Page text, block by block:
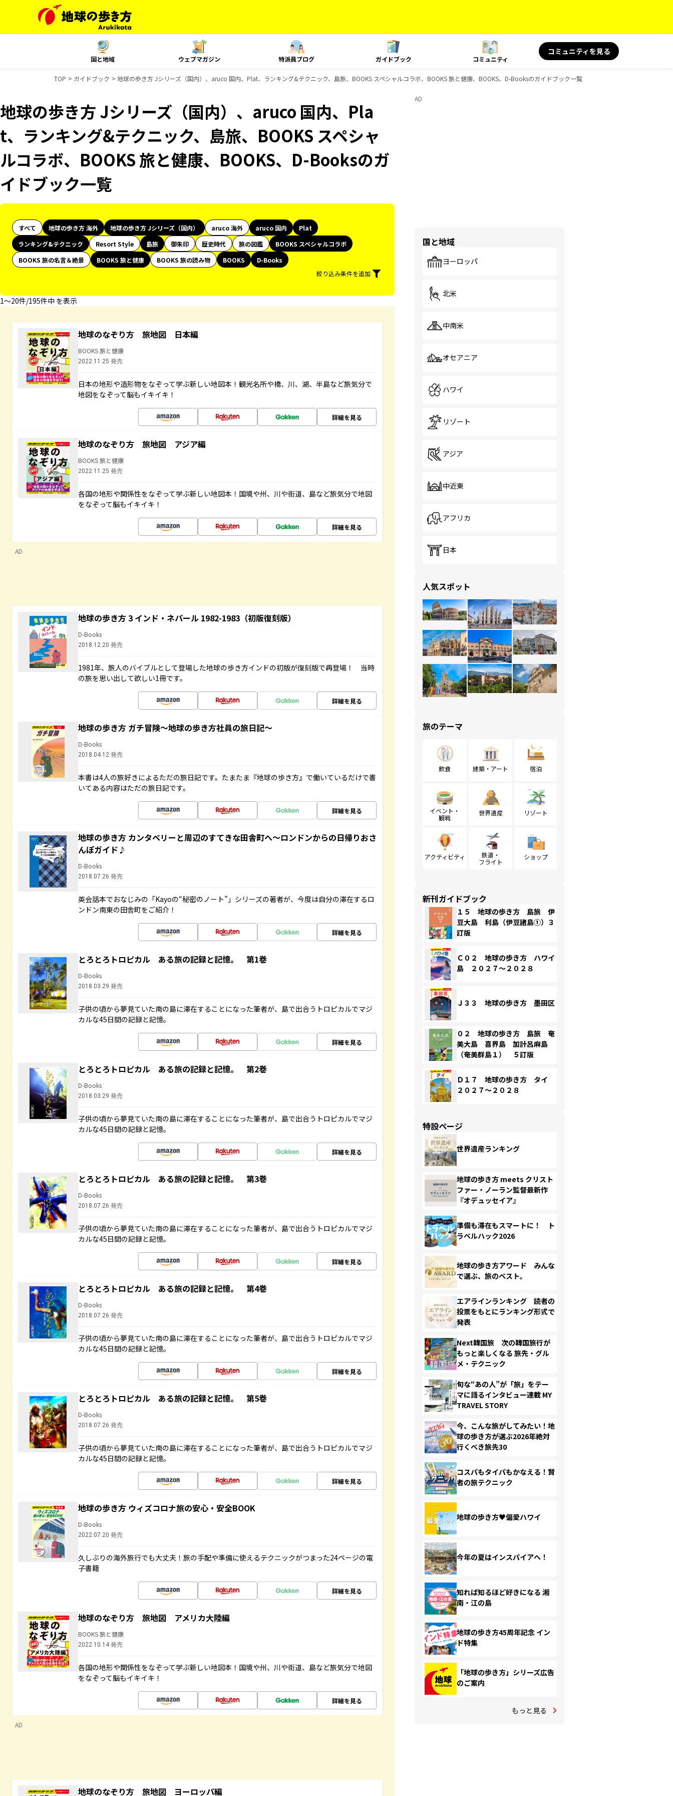
国と地域 ウェブマガジン 特派員ブログ ガイドブック コミュニティ
コミュニティを見る
TOP ガイドブック 地球の歩き方 Jシリーズ（国内）、aruco 国内、Plat、ランキング&テクニック、島旅、BOOKS スペシャルコラボ、BOOKS 旅と健康、BOOKS、D-Booksのガイドブック一覧
地球の歩き方 Jシリーズ（国内）、aruco 国内、Pla
t、ランキング&テクニック、島旅、BOOKS スペシャ
ルコラボ、BOOKS 旅と健康、BOOKS、D-Booksのガ
イドブック一覧
すべて 地球の歩き方 海外 地球の歩き方 Jシリーズ（国内） aruco 海外 aruco 国内
Plat
ランキング&テクニック
Resort Style 島旅 御朱印 歴史時代 旅の図鑑
BOOKS スペシャルコラボ
BOOKS 旅の名言＆絶景
BOOKS 旅と健康 BOOKS 旅の読み物 BOOKS
D-Books
絞り込み条件を追加
1〜20件/195件中 を表示
地球のなぞり方 旅地図 日本編
BOOKS 旅と健康
2022.11.25 発売
日本の地形や造形物をなぞって学ぶ新しい地図本！観光名所や橋、川、湖、半島など旅気分で
地図をなぞって脳もイキイキ！
詳細を見る
地球のなぞり方 旅地図 アジア編
BOOKS 旅と健康
2022.11.25 発売
各国の地形や関係性をなぞって学ぶ新しい地図本！国境や州、川や街道、島など旅気分で地図
をなぞって脳もイキイキ！
詳細を見る
AD
地球の歩き方 3 インド・ネパール 1982-1983（初版復刻版）
D-Books
2018.12.20 発売
1981年、旅人のバイブルとして登場した地球の歩き方インドの初版が復刻版で再登場！ 当時
の旅を思い出して欲しい1冊です。
詳細を見る
地球の歩き方 ガチ冒険～地球の歩き方社員の旅日記～
D-Books
2018.04.12 発売
本書は4人の旅好きによるただの旅日記です。たまたま『地球の歩き方』で働いているだけで書
いてある内容はただの旅日記です。
詳細を見る
地球の歩き方 カンタベリーと周辺のすてきな田舎町へ～ロンドンからの日帰りおさ
んぽガイド♪
D-Books
2018.07.26 発売
英会話本でおなじみの「Kayoの“秘密のノート”」シリーズの著者が、今度は自分の滞在するロ
ンドン南東の田舎町をご紹介！
詳細を見る
とろとろトロピカル ある旅の記録と記憶。 第1巻
D-Books
2018.03.29 発売
子供の頃から夢見ていた南の島に滞在することになった筆者が、島で出合うトロピカルでマジ
カルな45日間の記録と記憶。
詳細を見る
とろとろトロピカル ある旅の記録と記憶。 第2巻
D-Books
2018.03.29 発売
子供の頃から夢見ていた南の島に滞在することになった筆者が、島で出合うトロピカルでマジ
カルな45日間の記録と記憶。
詳細を見る
とろとろトロピカル ある旅の記録と記憶。 第3巻
D-Books
2018.07.26 発売
子供の頃から夢見ていた南の島に滞在することになった筆者が、島で出合うトロピカルでマジ
カルな45日間の記録と記憶。
詳細を見る
とろとろトロピカル ある旅の記録と記憶。 第4巻
D-Books
2018.07.26 発売
子供の頃から夢見ていた南の島に滞在することになった筆者が、島で出合うトロピカルでマジ
カルな45日間の記録と記憶。
詳細を見る
とろとろトロピカル ある旅の記録と記憶。 第5巻
D-Books
2018.07.26 発売
子供の頃から夢見ていた南の島に滞在することになった筆者が、島で出合うトロピカルでマジ
カルな45日間の記録と記憶。
詳細を見る
地球の歩き方 ウィズコロナ旅の安心・安全BOOK
D-Books
2022.07.20 発売
久しぶりの海外旅行でも大丈夫！旅の手配や準備に使えるテクニックがつまった24ページの電
子書籍
詳細を見る
地球のなぞり方 旅地図 アメリカ大陸編
BOOKS 旅と健康
2022.10.14 発売
各国の地形や関係性をなぞって学ぶ新しい地図本！国境や州、川や街道、島など旅気分で地図
をなぞって脳もイキイキ！
詳細を見る
AD
地球のなぞり方 旅地図 ヨーロッパ編
AD
国と地域
ヨーロッパ
北米
中南米
オセアニア
ハワイ
リゾート
アジア
中近東
アフリカ
日本
人気スポット
旅のテーマ
飲食 建築・アート 宿泊
イベント・
観戦
世界遺産 リゾート
アクティビティ
鉄道・
フライト
ショップ
新刊ガイドブック
１５ 地球の歩き方 島旅 伊
豆大島 利島（伊豆諸島①）３
訂版
Ｃ０２ 地球の歩き方 ハワイ
島 ２０２７～２０２８
Ｊ３３ 地球の歩き方 墨田区
０２ 地球の歩き方 島旅 奄
美大島 喜界島 加計呂麻島
（奄美群島１） ５訂版
Ｄ１７ 地球の歩き方 タイ
２０２７～２０２８
特設ページ
世界遺産ランキング
地球の歩き方 meets クリスト
ファー・ノーラン監督最新作
『オデュッセイア』
準備も滞在もスマートに！ ト
ラベルハック2026
地球の歩き方アワード みんな
で選ぶ、旅のベスト。
エアラインランキング 読者の
投票をもとにランキング形式で
発表
Next韓国旅 次の韓国旅行が
もっと楽しくなる 旅先・グル
メ・テクニック
旬な“あの人”が「旅」をテー
マに語るインタビュー連載 MY
TRAVEL STORY
今、こんな旅がしてみたい！地
球の歩き方が選ぶ2026年絶対
行くべき旅先30
コスパもタイパもかなえる！賢
者の旅テクニック
地球の歩き方♥偏愛ハワイ
今年の夏はインスパイアへ！
知れば知るほど好きになる 湘
南・江の島
地球の歩き方45周年記念 イン
ド特集
「地球の歩き方」シリーズ広告
のご案内
もっと見る